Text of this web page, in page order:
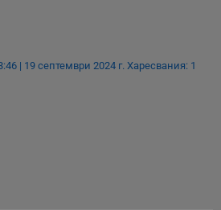
| 19 септември 2024 г. Харесвания: 1